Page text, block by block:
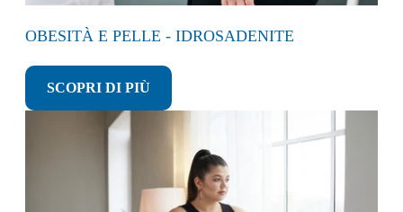
OBESITÀ E PELLE - IDROSADENITE
SCOPRI DI PIÙ